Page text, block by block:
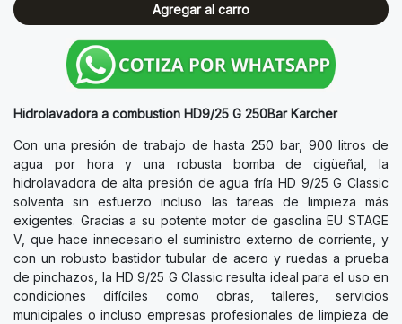
Agregar al carro
Hidrolavadora a combustion HD9/25 G 250Bar Karcher
Con una presión de trabajo de hasta 250 bar, 900 litros de
agua por hora y una robusta bomba de cigüeñal, la
hidrolavadora de alta presión de agua fría HD 9/25 G Classic
solventa sin esfuerzo incluso las tareas de limpieza más
exigentes. Gracias a su potente motor de gasolina EU STAGE
V, que hace innecesario el suministro externo de corriente, y
con un robusto bastidor tubular de acero y ruedas a prueba
de pinchazos, la HD 9/25 G Classic resulta ideal para el uso en
condiciones difíciles como obras, talleres, servicios
municipales o incluso empresas profesionales de limpieza de